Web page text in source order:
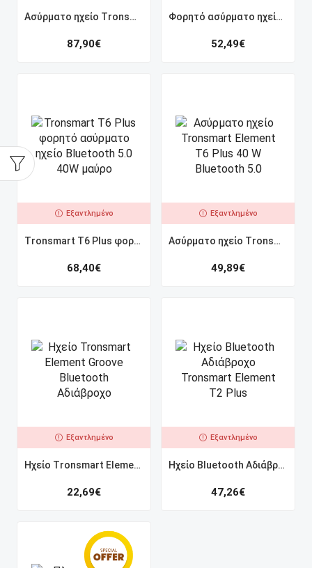
Ασύρματο ηχείο Tronsmart Studio Bluetooth 5.0 30W μαύρο
87,90€
Φορητό ασύρματο ηχείο Bluetooth 5.0 Tronsmart T6 Plus 40W κόκκινο
52,49€
Εξαντλημένο
Tronsmart T6 Plus φορητό ασύρματο ηχείο Bluetooth 5.0 40W μαύρο
68,40€
Εξαντλημένο
Ασύρματο ηχείο Tronsmart Element T6 Plus 40 W Bluetooth 5.0
49,89€
Εξαντλημένο
Ηχείο Tronsmart Element Groove Bluetooth Αδιάβροχο
22,69€
Εξαντλημένο
Ηχείο Bluetooth Αδιάβροχο Tronsmart Element T2 Plus
47,26€